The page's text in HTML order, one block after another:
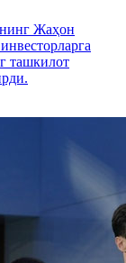
Жаҳон
ташкилот